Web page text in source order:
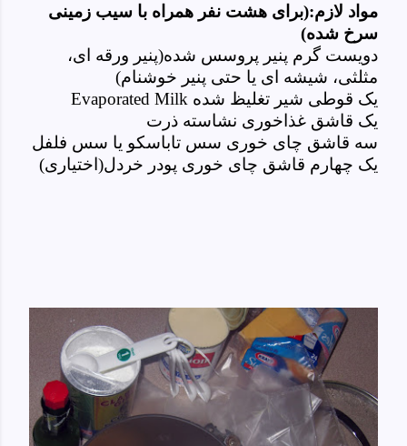
مواد لازم:(برای هشت نفر همراه با سیب زمینی
سرخ شده)
دویست گرم پنیر پروسس شده(پنیر ورقه ای،
مثلثی، شیشه ای یا حتی پنیر خوشنام)
یک قوطی شیر تغلیظ شده Evaporated Milk
یک قاشق غذاخوری نشاسته ذرت
سه قاشق چای خوری سس تاباسکو یا سس فلفل
یک چهارم قاشق چای خوری پودر خردل(اختیاری)